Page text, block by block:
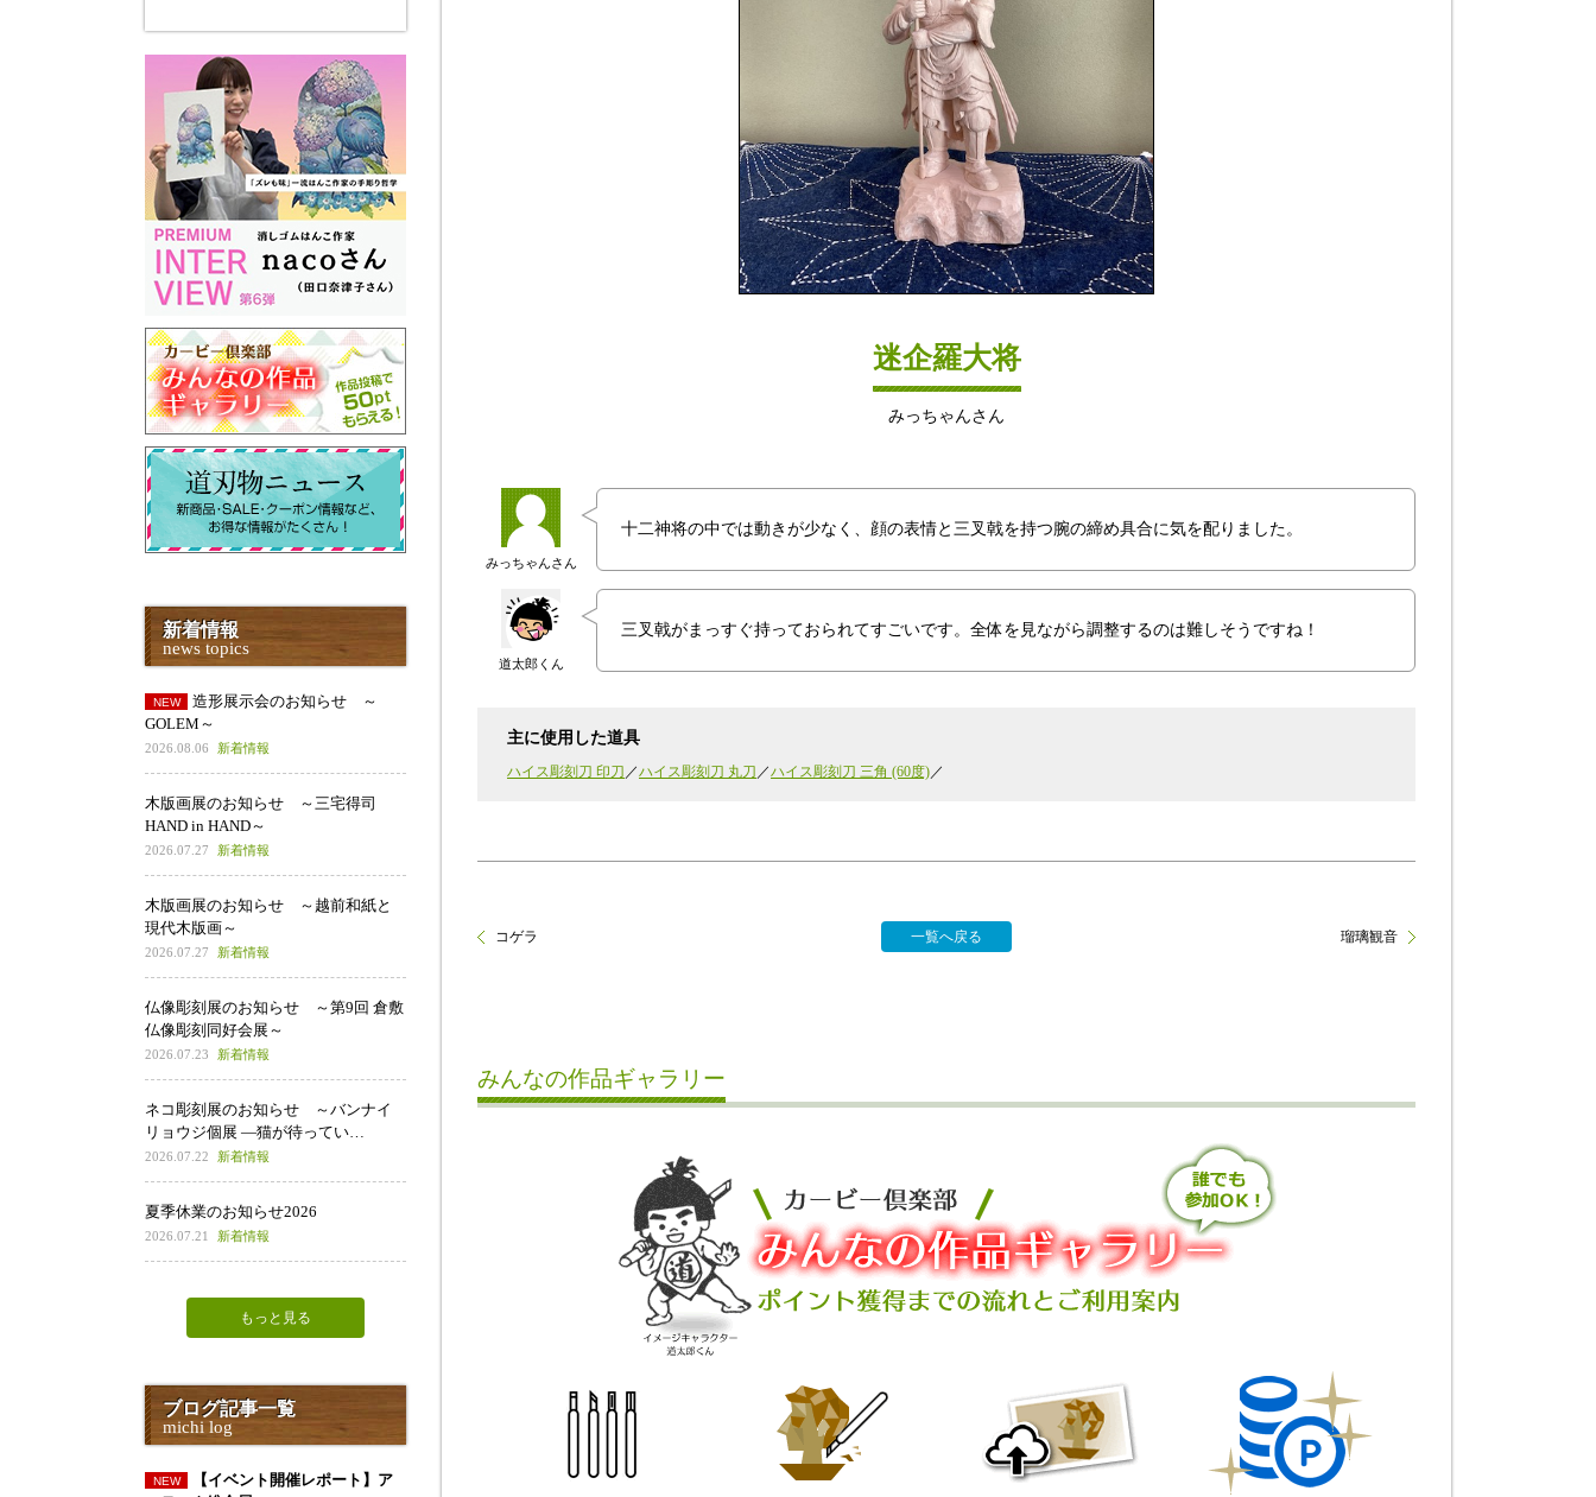
迷企羅大将
みっちゃんさん
みっちゃんさん
十二神将の中では動きが少なく、顔の表情と三叉戟を持つ腕の締め具合に気を配りました。
道太郎くん
三叉戟がまっすぐ持っておられてすごいです。全体を見ながら調整するのは難しそうですね！
主に使用した道具
ハイス彫刻刀 印刀 ハイス彫刻刀 丸刀 ハイス彫刻刀 三角 (60度)
コゲラ 一覧へ戻る 瑠璃観音
みんなの作品ギャラリー
新着情報
news topics
造形展示会のお知らせ ～
GOLEM～
2026.08.06 新着情報
木版画展のお知らせ ～三宅得司
HAND in HAND～
2026.07.27 新着情報
木版画展のお知らせ ～越前和紙と
現代木版画～
2026.07.27 新着情報
仏像彫刻展のお知らせ ～第9回 倉敷
仏像彫刻同好会展～
2026.07.23 新着情報
ネコ彫刻展のお知らせ ～バンナイ
リョウジ個展 ―猫が待ってい…
2026.07.22 新着情報
夏季休業のお知らせ2026
2026.07.21 新着情報
もっと見る
ブログ記事一覧
michi log
【イベント開催レポート】ア